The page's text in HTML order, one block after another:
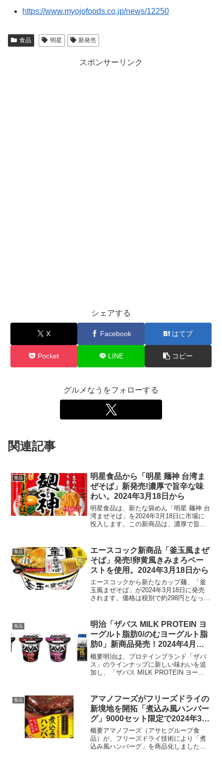
https://www.myojofoods.co.jp/news/12250
食品 明星 新発売
スポンサーリンク
シェアする
X Facebook はてブ
Pocket LINE コピー
グルメなうをフォローする
関連記事
食品
明星食品から「明星 麺神 台湾ま
ぜそば」新発売!濃厚で旨辛な味
わい。2024年3月18日から
明星食品は、新たな袋めん「明星 麺神 台
湾まぜそば」を2024年3月18日に市場に
投入します。この新商品は、濃厚で旨辛
徴極太麺: 「麺神」シリーズの特徴であ
る、塩麴...
食品
エースコック新商品「釜玉風まぜ
そば」発売!卵黄風きみまろペー
ストを使用。2024年3月18日から
エースコックから新たなカップ麺、「釜
玉風まぜそば」が2024年3月18日に発売
されます。価格は税別で約298円となって
品です。商品の特徴醤油たれの旨み： 和
風の醤油たれ...
食品
明治「ザバス MILK PROTEIN ヨ
ーグルト脂肪0/のむヨーグルト脂
肪0」新商品発売！2024年4月か
ら順次！
概要明治は、プロテインブランド「ザバ
ス」のラインナップに新しい味わいを追
加し、「ザバス MILK PROTEIN ヨーグ
品を2024年4月に発売します。これらの...
食品
アマノフーズがフリーズドライの
新境地を開拓「煮込み風ハンバー
グ」9000セット限定で2024年3月
18日に発売
概要アマノフーズ（アサヒグループ食
品）が、フリーズドライ技術により「煮
込み風ハンバーグ」を商品化しました。